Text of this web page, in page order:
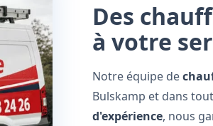
Des
à votre
Notre équipe de
Bulskamp et dans
d'expérience, nous